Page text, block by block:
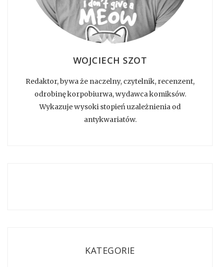
WOJCIECH SZOT
Redaktor, bywa że naczelny, czytelnik, recenzent,
odrobinę korpobiurwa, wydawca komiksów.
Wykazuje wysoki stopień uzależnienia od
antykwariatów.
KATEGORIE